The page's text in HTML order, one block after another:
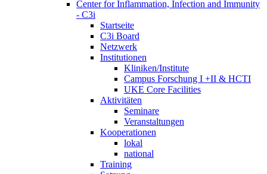
Center for Inflammation, Infection and Immunity
- C3i
Startseite
C3i Board
Netzwerk
Institutionen
Kliniken/Institute
Campus Forschung I +II & HCTI
UKE Core Facilities
Aktivitäten
Seminare
Veranstaltungen
Kooperationen
lokal
national
Training